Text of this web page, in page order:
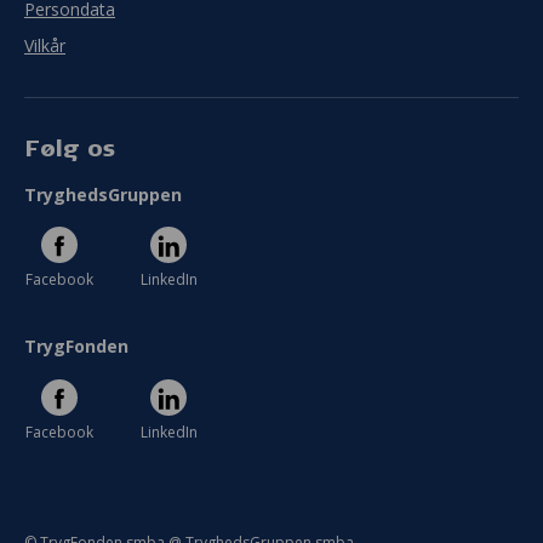
Persondata
Vilkår
Følg os
TryghedsGruppen
Facebook LinkedIn
TrygFonden
Facebook LinkedIn